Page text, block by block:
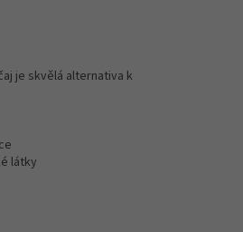
je skvělá alternativa k
látky